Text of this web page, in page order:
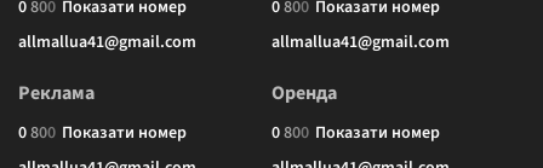
0800 Показати номер
allmallua41@gmail.com
0800 Показати номер
allmallua41@gmail.com
Реклама
0800 Показати номер
Оренда
0800 Показати номер